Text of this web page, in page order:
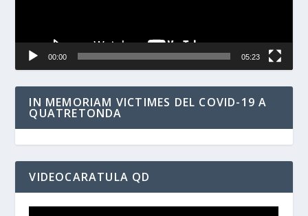
00:00 05:23
IN MEMORIAM VICTIMES DEL COVID-19 A
QUATRETONDA
VIDEOCARATULA QD